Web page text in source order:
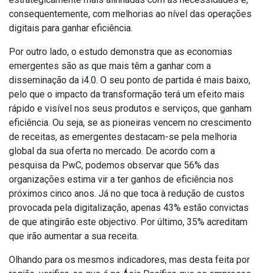
consequentemente, com melhorias ao nível das operações
digitais para ganhar eficiência.
Por outro lado, o estudo demonstra que as economias
emergentes são as que mais têm a ganhar com a
disseminação da i4.0. O seu ponto de partida é mais baixo,
pelo que o impacto da transformação terá um efeito mais
rápido e visível nos seus produtos e serviços, que ganham
eficiência. Ou seja, se as pioneiras vencem no crescimento
de receitas, as emergentes destacam-se pela melhoria
global da sua oferta no mercado. De acordo com a
pesquisa da PwC, podemos observar que 56% das
organizações estima vir a ter ganhos de eficiência nos
próximos cinco anos. Já no que toca à redução de custos
provocada pela digitalização, apenas 43% estão convictas
de que atingirão este objectivo. Por último, 35% acreditam
que irão aumentar a sua receita.
Olhando para os mesmos indicadores, mas desta feita por